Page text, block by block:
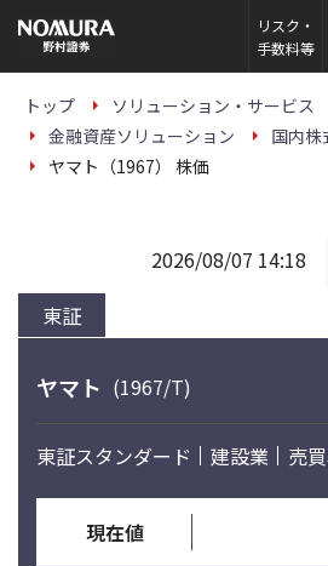
の
ー
リスク・
手数料等
トップ
ソリューション・サービス
金融資産ソリューション
国内株
ヤマト（1967） 株価
東証
2026/08/07 14:18
ヤマト (1967/T)
東証スタンダード 建設業 売
現在値